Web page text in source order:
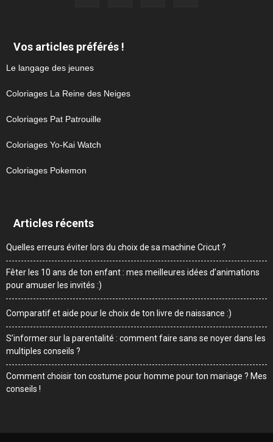
Vos articles préférés !
Le langage des jeunes
Coloriages La Reine des Neiges
Coloriages Pat Patrouille
Coloriages Yo-Kai Watch
Coloriages Pokemon
Articles récents
Quelles erreurs éviter lors du choix de sa machine Cricut ?
Fêter les 10 ans de ton enfant : mes meilleures idées d’animations
pour amuser les invités :)
Comparatif et aide pour le choix de ton livre de naissance :)
S’informer sur la parentalité : comment faire sans se noyer dans les
multiples conseils ?
Comment choisir ton costume pour homme pour ton mariage ? Mes
conseils !